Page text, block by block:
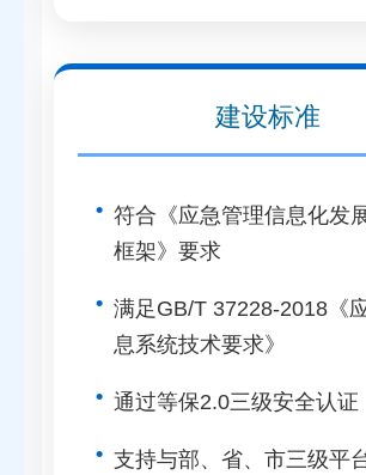
建设标准
符合《应急管理信息化发
框架》要求
满足GB/T 37228-2018《
息系统技术要求》
通过等保2.0三级安全认证
支持与部、省、市三级平